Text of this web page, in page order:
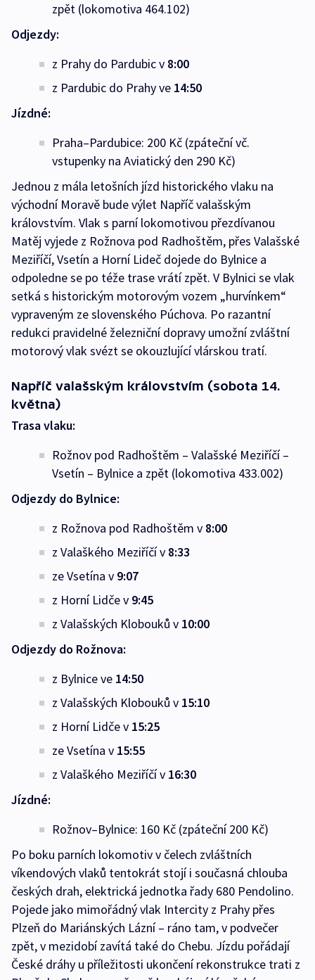
zpět (lokomotiva 464.102)
Odjezdy:
z Prahy do Pardubic v 8:00
z Pardubic do Prahy ve 14:50
Jízdné:
Praha–Pardubice: 200 Kč (zpáteční vč.
vstupenky na Aviatický den 290 Kč)
Jednou z mála letošních jízd historického vlaku na
východní Moravě bude výlet Napříč valašským
královstvím. Vlak s parní lokomotivou přezdívanou
Matěj vyjede z Rožnova pod Radhoštěm, přes Valašské
Meziříčí, Vsetín a Horní Lideč dojede do Bylnice a
odpoledne se po téže trase vrátí zpět. V Bylnici se vlak
setká s historickým motorovým vozem „hurvínkem“
vypraveným ze slovenského Púchova. Po razantní
redukci pravidelné železniční dopravy umožní zvláštní
motorový vlak svézt se okouzlující vlárskou tratí.
Napříč valašským královstvím (sobota 14.
května)
Trasa vlaku:
Rožnov pod Radhoštěm – Valašské Meziříčí –
Vsetín – Bylnice a zpět (lokomotiva 433.002)
Odjezdy do Bylnice:
z Rožnova pod Radhoštěm v 8:00
z Valaškého Meziříčí v 8:33
ze Vsetína v 9:07
z Horní Lidče v 9:45
z Valašských Klobouků v 10:00
Odjezdy do Rožnova:
z Bylnice ve 14:50
z Valašských Klobouků v 15:10
z Horní Lidče v 15:25
ze Vsetína v 15:55
z Valaškého Meziříčí v 16:30
Jízdné:
Rožnov–Bylnice: 160 Kč (zpáteční 200 Kč)
Po boku parních lokomotiv v čelech zvláštních
víkendových vlaků tentokrát stojí i současná chlouba
českých drah, elektrická jednotka řady 680 Pendolino.
Pojede jako mimořádný vlak Intercity z Prahy přes
Plzeň do Mariánských Lázní – ráno tam, v podvečer
zpět, v mezidobí zavítá také do Chebu. Jízdu pořádají
České dráhy u příležitosti ukončení rekonstrukce trati z